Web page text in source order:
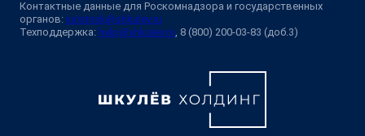
Контактные данные для Роскомнадзора и государственных
органов: juristnsk@shkulev.ru
Техподдержка: help@shkulev.ru, 8 (800) 200-03-83 (доб.3)